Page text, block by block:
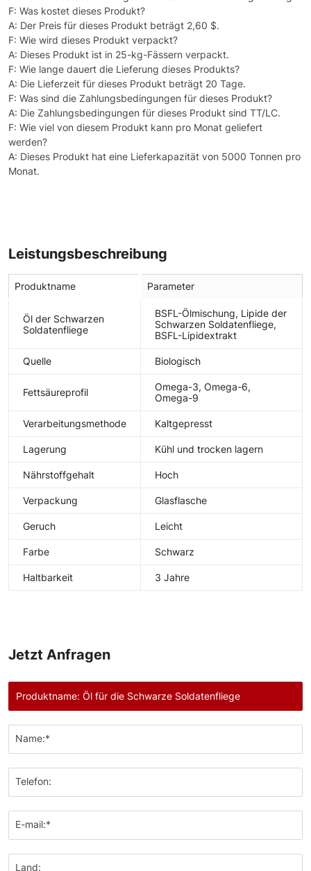
F: Was kostet dieses Produkt?
A: Der Preis für dieses Produkt beträgt 2,60 $.
F: Wie wird dieses Produkt verpackt?
A: Dieses Produkt ist in 25-kg-Fässern verpackt.
F: Wie lange dauert die Lieferung dieses Produkts?
A: Die Lieferzeit für dieses Produkt beträgt 20 Tage.
F: Was sind die Zahlungsbedingungen für dieses Produkt?
A: Die Zahlungsbedingungen für dieses Produkt sind TT/LC.
F: Wie viel von diesem Produkt kann pro Monat geliefert
werden?
A: Dieses Produkt hat eine Lieferkapazität von 5000 Tonnen pro
Monat.
Leistungsbeschreibung
Produktname Parameter
Öl der Schwarzen
Soldatenfliege
BSFL-Ölmischung, Lipide der
Schwarzen Soldatenfliege,
BSFL-Lipidextrakt
Quelle
Biologisch
Fettsäureprofil
Omega-3, Omega-6,
Omega-9
Verarbeitungsmethode
Kaltgepresst
Lagerung
Kühl und trocken lagern
Nährstoffgehalt
Hoch
Verpackung
Glasflasche
Geruch
Leicht
Farbe
Schwarz
Haltbarkeit
3 Jahre
Jetzt Anfragen
Name:*
Telefon:
E-mail:*
Land: